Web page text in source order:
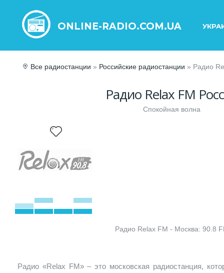
ONLINE-RADIO.COM.UA
Все радиостанции » Российские радиостанции » Радио
Радио Relax FM
Спокойная волна
Радио Relax FM - Москва: 90.8
Радио «Relax FM» – это московская радиостанция,